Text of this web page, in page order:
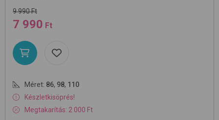
9 990 Ft
7 990 Ft
Méret: 86, 98, 110
Készletkisöprés!
Megtakarítás: 2 000 Ft